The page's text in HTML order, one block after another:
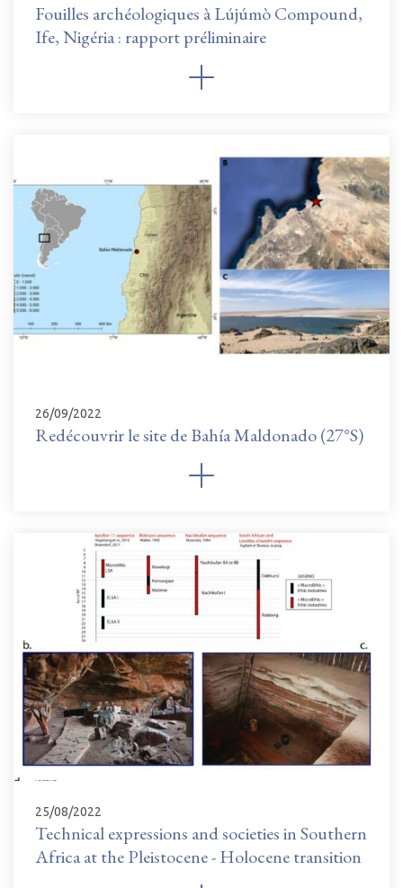
Fouilles archéologiques à Lújúmò Compound,
Ife, Nigéria : rapport préliminaire
26/09/2022
Redécouvrir le site de Bahía Maldonado (27°S)
25/08/2022
Technical expressions and societies in Southern
Africa at the Pleistocene - Holocene transition